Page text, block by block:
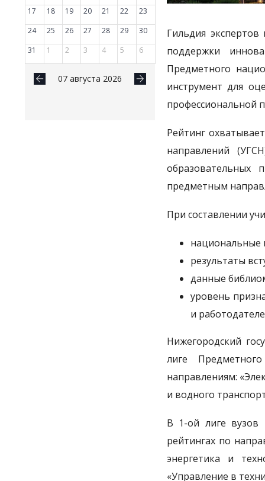
17
18 19 20 21 22
23
24
25 26 27 28 29
30
31
1 2 3 4 5 6
07 августа 2026
Гильдия
поддержки
Предметного
инструмент для
профессиональной
Рейтинг
направлений
образовательных
предметным
При составлении
национальные
результаты
данные
уровень
и
Нижегородский
лиге
направлениям:
и водного
В 1-ой лиге вузов
рейтингах по
энергетика и
«Управление в